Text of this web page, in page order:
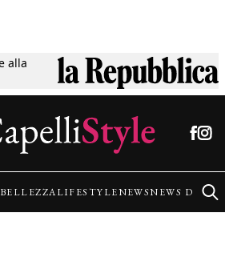
alla
BELLEZZALIFESTYLENEWSNEWS